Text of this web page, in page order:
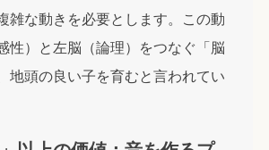
雑な動きを必要とします。この動
性）と左脳（論理）をつなぐ「脳
地頭の良い子を育むと言われてい